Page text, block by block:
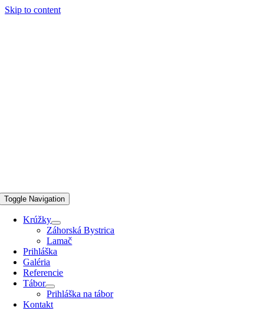
Skip to content
Toggle Navigation
Krúžky
Záhorská Bystrica
Lamač
Prihláška
Galéria
Referencie
Tábor
Prihláška na tábor
Kontakt